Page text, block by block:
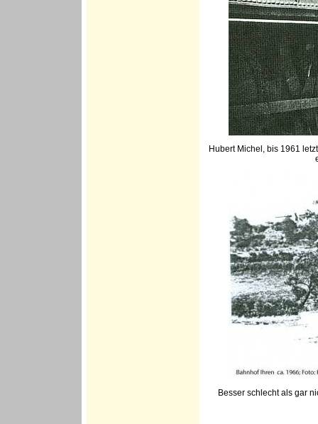
Hubert Michel, bis 1961
Besser schlecht als gar